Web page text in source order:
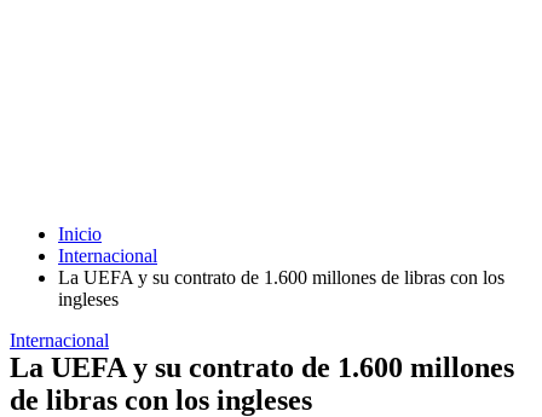
Inicio
Internacional
La UEFA y su contrato de 1.600 millones de libras con los
ingleses
Internacional
La UEFA y su contrato de 1.600 millones
de libras con los ingleses